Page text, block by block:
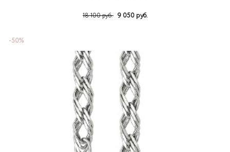
18 100 руб. 9 050 руб.
-50%